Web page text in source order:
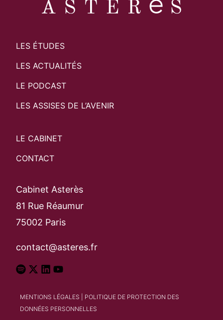
LES ÉTUDES
LES ACTUALITÉS
LE PODCAST
LES ASSISES DE L’AVENIR
LE CABINET
CONTACT
Cabinet Asterès
81 Rue Réaumur
75002 Paris
contact@asteres.fr
MENTIONS LÉGALES
POLITIQUE DE PROTECTION DES
DONNÉES PERSONNELLES